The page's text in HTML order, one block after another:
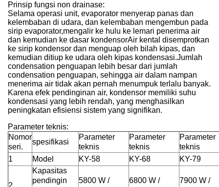
Prinsip fungsi non drainase:
Selama operasi unit, evaporator menyerap panas dan
kelembaban di udara, dan kelembaban mengembun pada
sirip evaporator,mengalir ke hulu ke lemari penerima air
dan kemudian ke dasar kondensorAir kental disemprotkan
ke sirip kondensor dan menguap oleh bilah kipas, dan
kemudian ditiup ke udara oleh kipas kondensasi.Jumlah
condensation penguapan lebih besar dari jumlah
condensation penguapan, sehingga air dalam nampan
menerima air tidak akan pernah menumpuk terlalu banyak.
Karena efek pendinginan air, kondensor memiliki suhu
kondensasi yang lebih rendah, yang menghasilkan
peningkatan efisiensi sistem yang signifikan.
Parameter teknis:
Nomor
seri.
spesifikasi
Parameter
teknis
Parameter
teknis
Parameter
teknis
1
Model KY-58 KY-68 KY-79
2
Kapasitas
pendingin
5800 W /
6800 W /
7900 W /